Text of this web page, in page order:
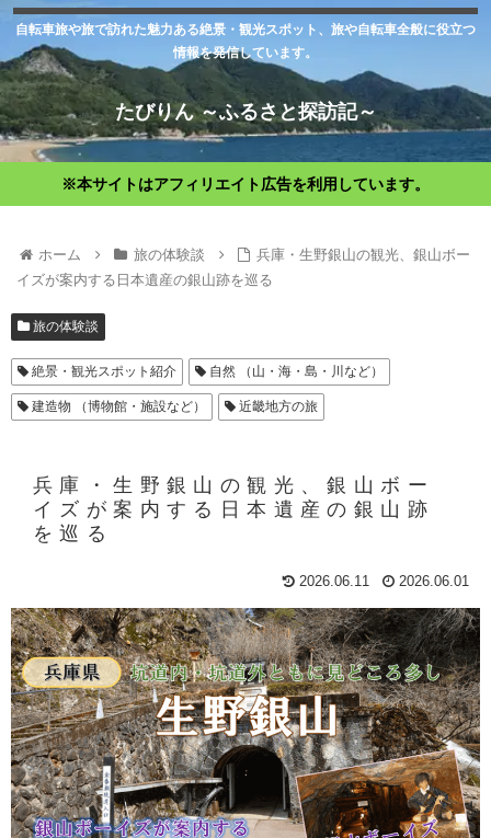
自転車旅や旅で訪れた魅力ある絶景・観光スポット、旅や自転車全般に役立つ
情報を発信しています。
たびりん ～ふるさと探訪記～
※本サイトはアフィリエイト広告を利用しています。
ホーム 旅の体験談
兵庫・生野銀山の観光、銀山ボー
イズが案内する日本遺産の銀山跡を巡る
旅の体験談
絶景・観光スポット紹介 自然 （山・海・島・川など）
建造物 （博物館・施設など） 近畿地方の旅
兵庫・生野銀山の観光、銀山ボー
イズが案内する日本遺産の銀山跡
を巡る
2026.06.11 2026.06.01